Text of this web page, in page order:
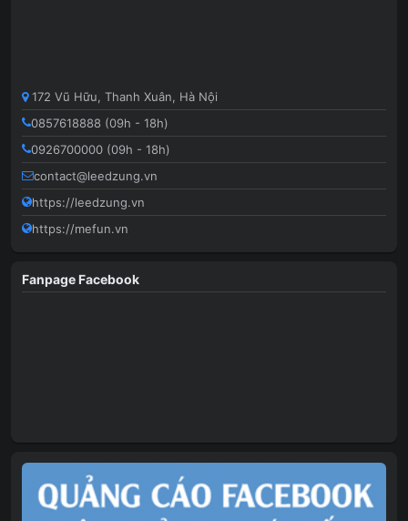
172 Vũ Hữu, Thanh Xuân, Hà Nội
0857618888 (09h - 18h)
0926700000 (09h - 18h)
contact@leedzung.vn
https://leedzung.vn
https://mefun.vn
Fanpage Facebook